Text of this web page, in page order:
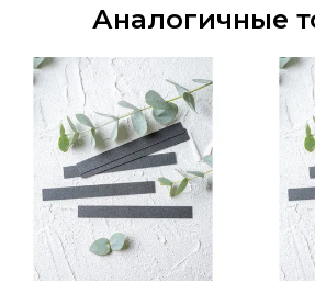
Аналогичные